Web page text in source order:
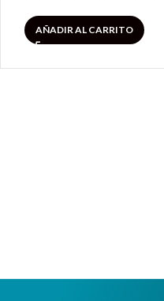
AÑADIR AL CARRITO